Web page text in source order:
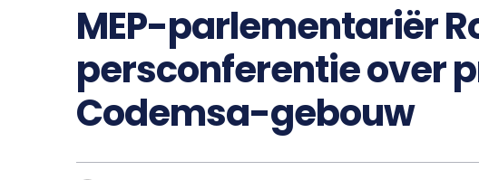
MEP-parlementariër
persconferentie over
Codemsa-gebouw